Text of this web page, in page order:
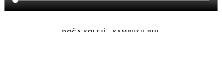
DOĞA KOLEJİ - KAMPÜSÜ BUL